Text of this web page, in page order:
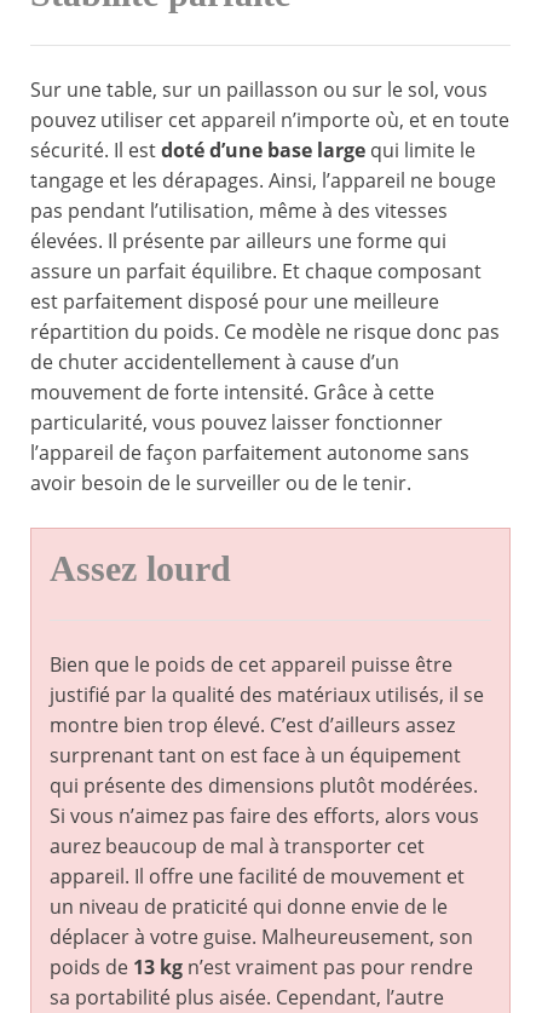
Sur une table, sur un paillasson ou sur le sol, vous
pouvez utiliser cet appareil n’importe où, et en toute
sécurité. Il estdoté d’une base large qui limite le
tangage et les dérapages. Ainsi, l’appareil ne bouge
pas pendant l’utilisation, même à des vitesses
élevées. Il présente par ailleurs une forme qui
assure un parfait équilibre. Et chaque composant
est parfaitement disposé pour une meilleure
répartition du poids. Ce modèle ne risque donc pas
de chuter accidentellement à cause d’un
mouvement de forte intensité. Grâce à cette
particularité, vous pouvez laisser fonctionner
l’appareil de façon parfaitement autonome sans
avoir besoin de le surveiller ou de le tenir.
Assez lourd
Bien que le poids de cet appareil puisse être
justifié par la qualité des matériaux utilisés, il se
montre bien trop élevé. C’est d’ailleurs assez
surprenant tant on est face à un équipement
qui présente des dimensions plutôt modérées.
Si vous n’aimez pas faire des efforts, alors vous
aurez beaucoup de mal à transporter cet
appareil. Il offre une facilité de mouvement et
un niveau de praticité qui donne envie de le
déplacer à votre guise. Malheureusement, son
poids de 13 kg n’est vraiment pas pour rendre
sa portabilité plus aisée. Cependant, l’autre